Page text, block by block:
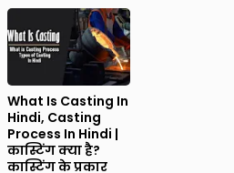
What Is Casting In
Hindi, Casting
Process In Hindi |
कास्टिंग क्या है?
कास्टिंग के प्रकार